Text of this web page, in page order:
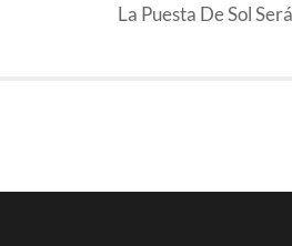
La Puesta De Sol